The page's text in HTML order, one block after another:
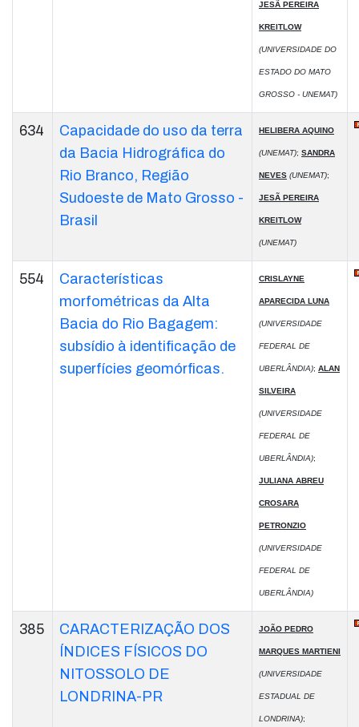
JESÃ PEREIRA
KREITLOW
(UNIVERSIDADE DO
ESTADO DO MATO
GROSSO - UNEMAT)
634
Capacidade do uso da terra
da Bacia Hidrográfica do
Rio Branco, Região
Sudoeste de Mato Grosso -
Brasil
HELIBERA AQUINO
(UNEMAT); SANDRA
NEVES (UNEMAT);
JESÃ PEREIRA
KREITLOW
(UNEMAT)
554
Características
morfométricas da Alta
Bacia do Rio Bagagem:
subsídio à identificação de
superfícies geomórficas.
CRISLAYNE
APARECIDA LUNA
(UNIVERSIDADE
FEDERAL DE
UBERLÂNDIA); ALAN
SILVEIRA
(UNIVERSIDADE
FEDERAL DE
UBERLÂNDIA);
JULIANA ABREU
CROSARA
PETRONZIO
(UNIVERSIDADE
FEDERAL DE
UBERLÂNDIA)
385
CARACTERIZAÇÃO DOS
ÍNDICES FÍSICOS DO
NITOSSOLO DE
LONDRINA-PR
JOÃO PEDRO
MARQUES MARTIENI
(UNIVERSIDADE
ESTADUAL DE
LONDRINA);